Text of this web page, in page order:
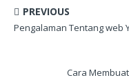
PREVIOUS
Pengalaman Tentang web
Cara